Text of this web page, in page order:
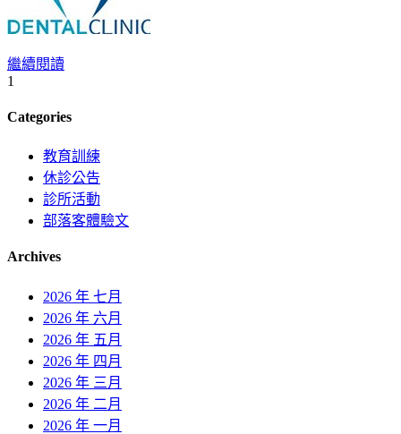
繼續閱讀
1
Categories
教育訓練
休診公告
診所活動
部落客體驗文
Archives
2026 年 七月
2026 年 六月
2026 年 五月
2026 年 四月
2026 年 三月
2026 年 二月
2026 年 一月